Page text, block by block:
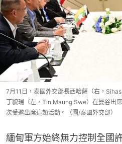
7月11日，泰國外交部長西哈薩（右，
丁貌瑞（左，Tin Maung Swe）在曼谷出
次受邀出席這類活動。（圖/泰國外交部）
緬甸軍方始終無力控制全國